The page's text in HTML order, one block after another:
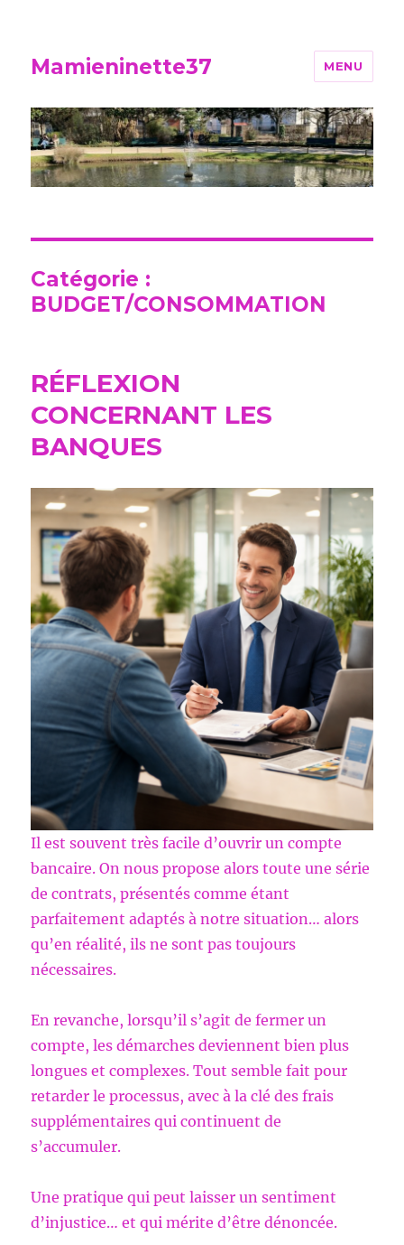
Mamieninette37 MENU
Catégorie :
BUDGET/CONSOMMATION
RÉFLEXION
CONCERNANT LES
BANQUES
Il est souvent très facile d’ouvrir un compte
bancaire. On nous propose alors toute une série
de contrats, présentés comme étant
parfaitement adaptés à notre situation… alors
qu’en réalité, ils ne sont pas toujours
nécessaires.
En revanche, lorsqu’il s’agit de fermer un
compte, les démarches deviennent bien plus
longues et complexes. Tout semble fait pour
retarder le processus, avec à la clé des frais
supplémentaires qui continuent de
s’accumuler.
Une pratique qui peut laisser un sentiment
d’injustice… et qui mérite d’être dénoncée.